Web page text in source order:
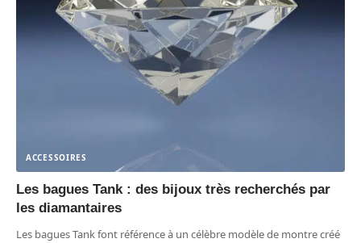
ACCESSOIRES
Les bagues Tank : des bijoux très recherchés par
les diamantaires
Les bagues Tank font référence à un célèbre modèle de montre créé